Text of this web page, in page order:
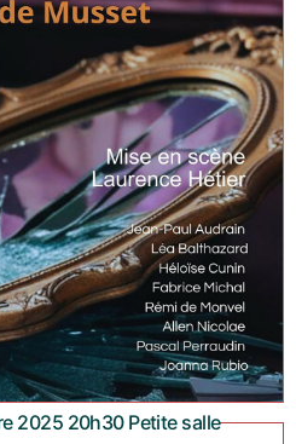
2025 20h30 Petite salle